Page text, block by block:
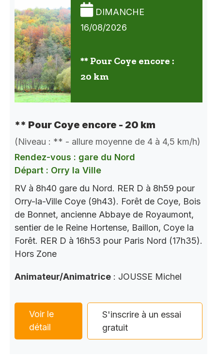
DIMANCHE
16/08/2026
** Pour Coye encore :
20 km
** Pour Coye encore - 20 km
(Niveau : ** - allure moyenne de 4 à 4,5 km/h)
Rendez-vous : gare du Nord
Départ : Orry la Ville
RV à 8h40 gare du Nord. RER D à 8h59 pour
Orry-la-Ville Coye (9h43). Forêt de Coye, Bois
de Bonnet, ancienne Abbaye de Royaumont,
sentier de le Reine Hortense, Baillon, Coye la
Forêt. RER D à 16h53 pour Paris Nord (17h35).
Hors Zone
Animateur/Animatrice : JOUSSE Michel
Voir le
détail
S'inscrire à un essai
gratuit